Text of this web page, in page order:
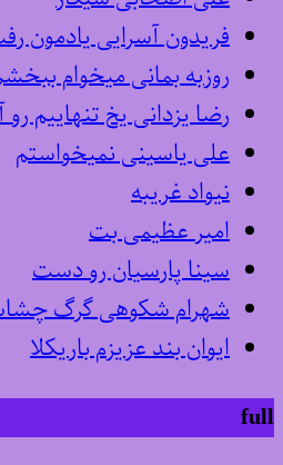
فریدون آسرایی یادمون
روزبه بمانی میخوام
رضا یزدانی یخ تنهاییم
علی یاسینی نمیخواستم
نیواد غریبه
امیر عظیمی بت
سینا پارسیان رو دست
شهرام شکوهی گرگ
ایوان بند عزیزم باریکلا
full